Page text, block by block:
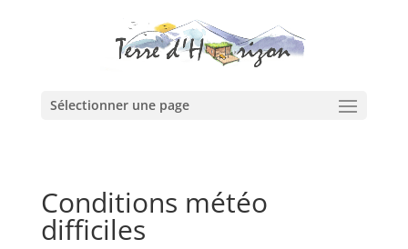
Sélectionner une page
Conditions météo
difficiles